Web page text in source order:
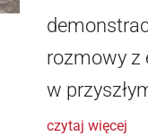
rozmowy z
w
czytaj więcej